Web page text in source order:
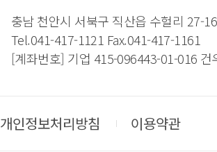
충남 천안시 서북구 직산읍 수헐리 27-16
Tel.041-417-1121 Fax.041-417-1161
[계좌번호] 기업 415-096443-01-016 건
개인정보처리방침 이용약관